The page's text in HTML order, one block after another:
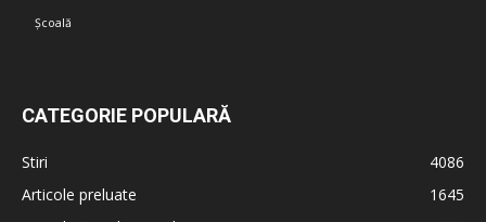
Școală
CATEGORIE POPULARĂ
Stiri
4086
Articole preluate
1645